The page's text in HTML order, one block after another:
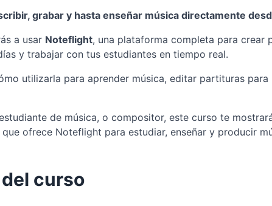
grabar y hasta enseñar música directamente
a usar Noteflight, una plataforma completa para crear
y trabajar con tus estudiantes en tiempo real.
utilizarla para aprender música, editar partituras
de música, o compositor, este curso te
ofrece Noteflight para estudiar, enseñar y producir
curso